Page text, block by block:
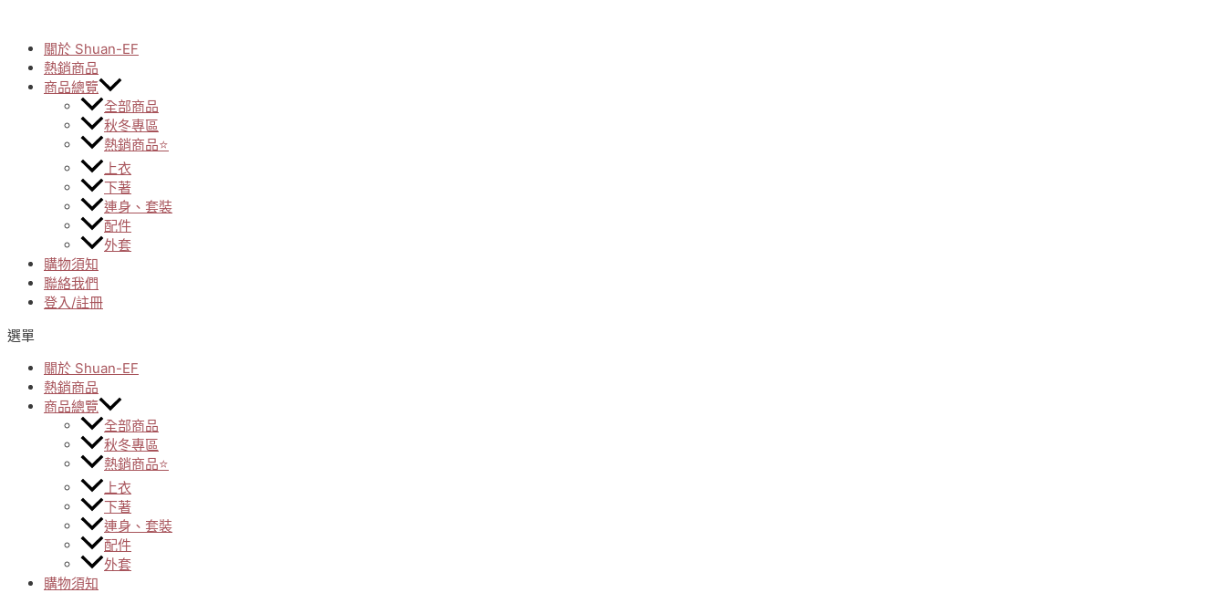
content關於 Shuan-EF
熱銷商品
商品總覽
全部商品
秋冬專區
熱銷商品⭐
上衣
下著
連身、套裝
配件
外套
購物須知
聯絡我們
登入/註冊
選單
關於 Shuan-EF
熱銷商品
商品總覽
全部商品
秋冬專區
熱銷商品⭐
上衣
下著
連身、套裝
配件
外套
購物須知